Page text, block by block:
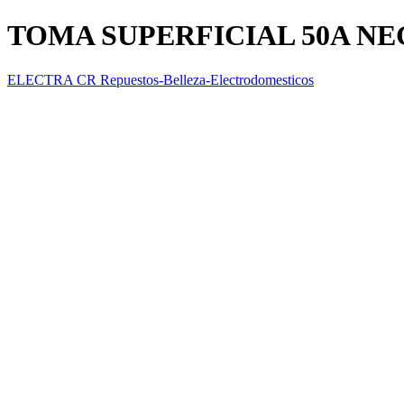
TOMA SUPERFICIAL 50A
ELECTRA CR Repuestos-Belleza-Electrodomesticos